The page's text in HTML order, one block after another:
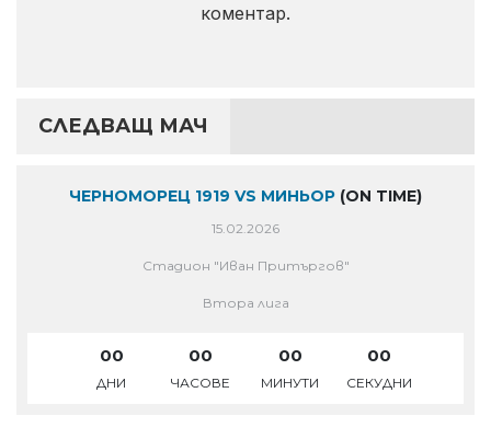
коментар.
СЛЕДВАЩ МАЧ
ЧЕРНОМОРЕЦ 1919 VS МИНЬОР (ON TIME)
15.02.2026
Стадион "Иван Притъргов"
Втора лига
00
ДНИ
00
ЧАСОВЕ
00
МИНУТИ
00
СЕКУДНИ